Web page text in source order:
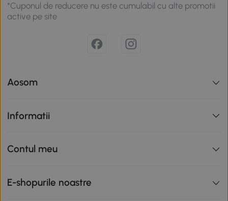
*Cuponul de reducere nu este cumulabil cu alte promotii
active pe site
Aosom
Informatii
Contul meu
E-shopurile noastre